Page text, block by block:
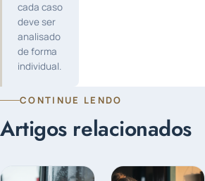
cada caso
deve ser
analisado
de forma
individual.
CONTINUE LENDO
Artigos relacionados